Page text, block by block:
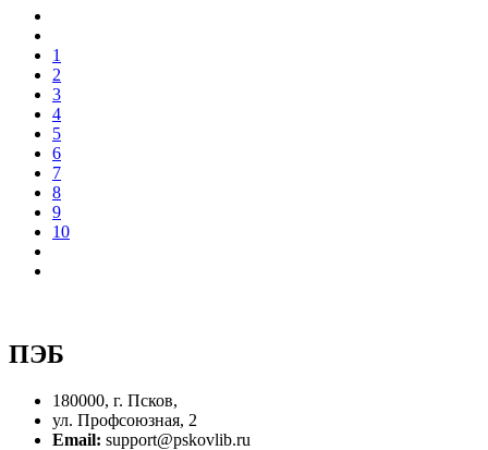
1
2
3
4
5
6
7
8
9
10
ПЭБ
180000, г. Псков,
ул. Профсоюзная, 2
Email: support@pskovlib.ru